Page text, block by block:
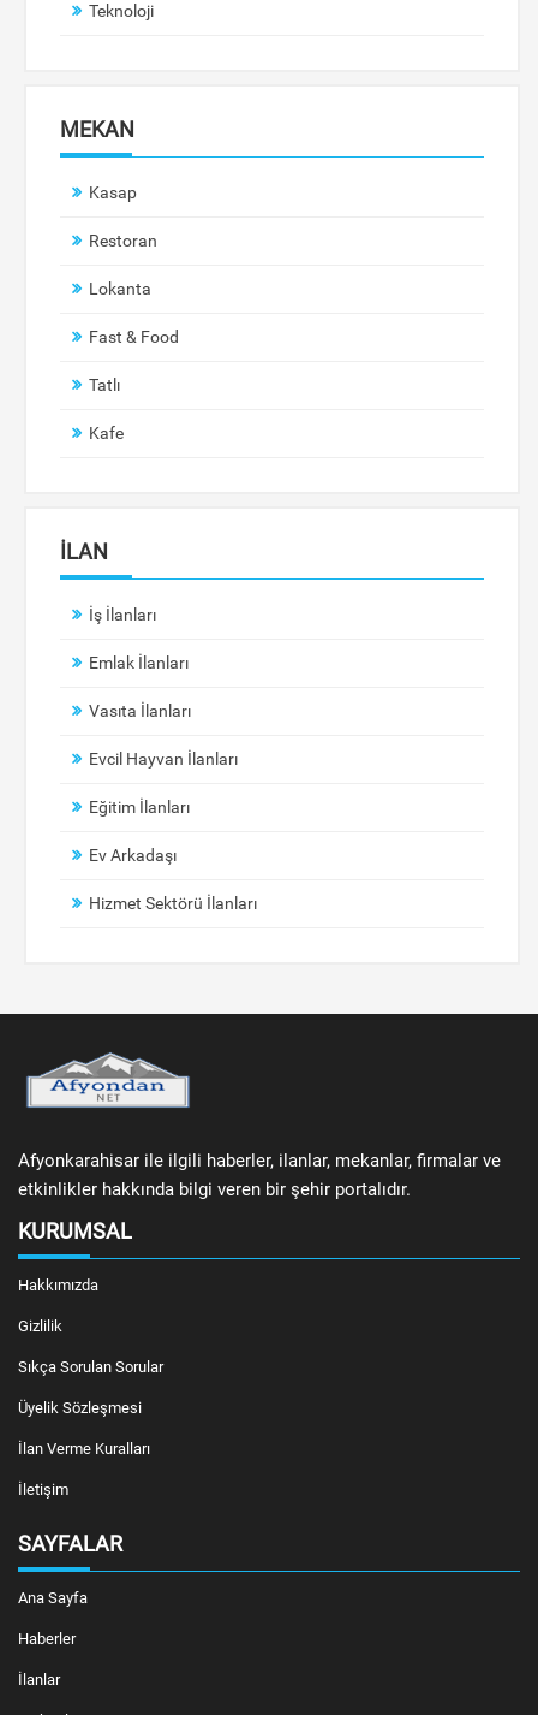
Teknoloji
MEKAN
Kasap
Restoran
Lokanta
Fast & Food
Tatlı
Kafe
İLAN
İş İlanları
Emlak İlanları
Vasıta İlanları
Evcil Hayvan İlanları
Eğitim İlanları
Ev Arkadaşı
Hizmet Sektörü İlanları
Afyonkarahisar ile ilgili haberler, ilanlar, mekanlar, firmalar ve
etkinlikler hakkında bilgi veren bir şehir portalıdır.
KURUMSAL
Hakkımızda
Gizlilik
Sıkça Sorulan Sorular
Üyelik Sözleşmesi
İlan Verme Kuralları
İletişim
SAYFALAR
Ana Sayfa
Haberler
İlanlar